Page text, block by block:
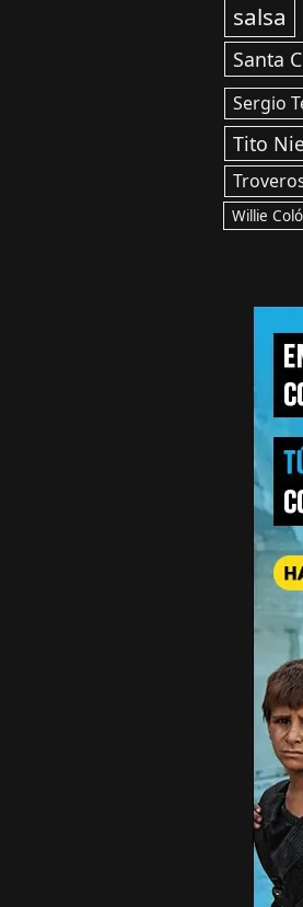
salsa
Santa
Sergio
Tito
Willie